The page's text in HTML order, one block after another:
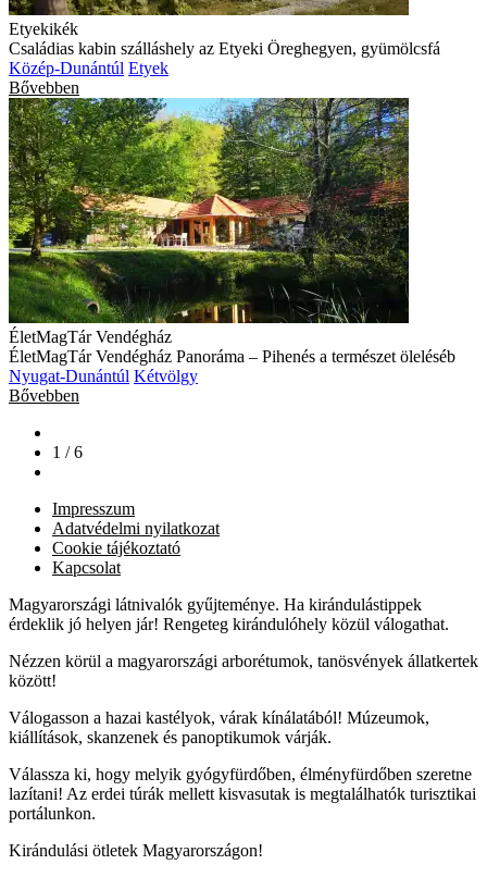
Etyekikék
Családias kabin szálláshely az Etyeki Öreghegyen, gyümölcsfá
Közép-Dunántúl Etyek
Bővebben
ÉletMagTár Vendégház
ÉletMagTár Vendégház Panoráma – Pihenés a természet öleléséb
Nyugat-Dunántúl Kétvölgy
Bővebben
1 / 6
Impresszum
Adatvédelmi nyilatkozat
Cookie tájékoztató
Kapcsolat
Magyarországi látnivalók gyűjteménye. Ha kirándulástippek
érdeklik jó helyen jár! Rengeteg kirándulóhely közül válogathat.
Nézzen körül a magyarországi arborétumok, tanösvények állatkertek
között!
Válogasson a hazai kastélyok, várak kínálatából! Múzeumok,
kiállítások, skanzenek és panoptikumok várják.
Válassza ki, hogy melyik gyógyfürdőben, élményfürdőben szeretne
lazítani! Az erdei túrák mellett kisvasutak is megtalálhatók turisztikai
portálunkon.
Kirándulási ötletek Magyarországon!